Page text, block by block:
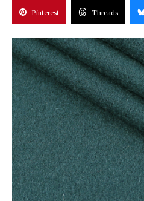
Pinterest Threads